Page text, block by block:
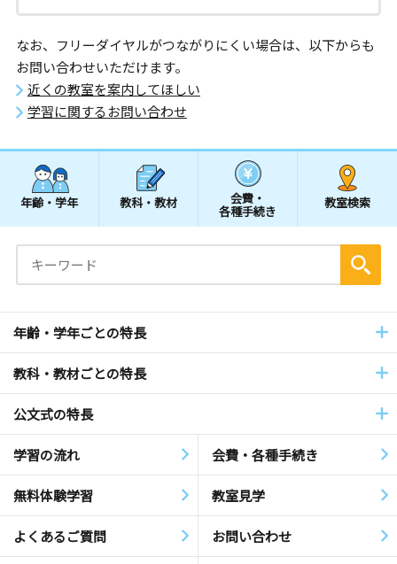
なお、フリーダイヤルがつながりにくい場合は、以下からも
お問い合わせいただけます。
近くの教室を案内してほしい
学習に関するお問い合わせ
年齢・学年 教科・教材 会費・
各種手続き
教室検索
年齢・学年ごとの特長
教科・教材ごとの特長
公文式の特長
学習の流れ 会費・各種手続き
無料体験学習 教室見学
よくあるご質問 お問い合わせ